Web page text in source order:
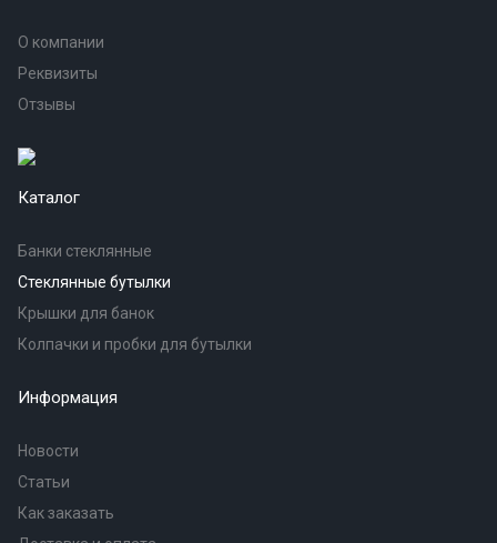
О компании
Реквизиты
Отзывы
Каталог
Банки стеклянные
Стеклянные бутылки
Крышки для банок
Колпачки и пробки для бутылки
Информация
Новости
Статьи
Как заказать